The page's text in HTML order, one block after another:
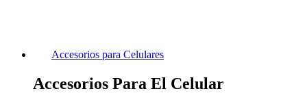
Accesorios para Celulares
Accesorios Para El Celular